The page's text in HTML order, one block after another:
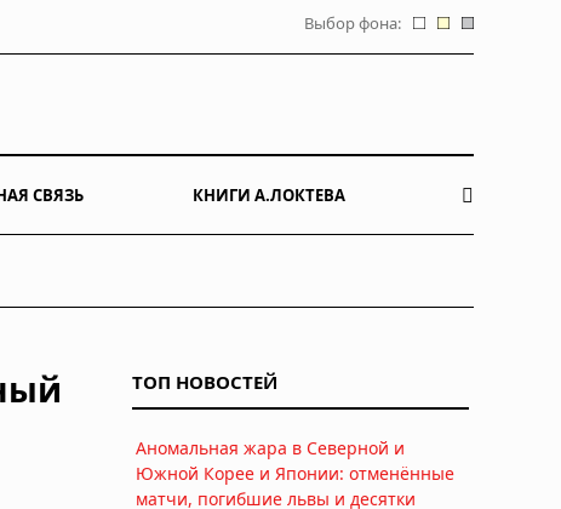
Выбор фона:
СВЯЗЬ КНИГИ А.ЛОКТЕВА
ТОП НОВОСТЕЙ
Аномальная жара в Северной и
Южной Корее и Японии: отменённые
матчи, погибшие львы и десятки